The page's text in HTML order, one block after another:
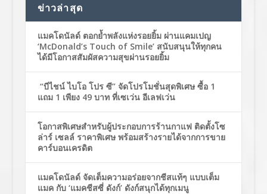
ข่าวล่าสุด
แมคโดนัลด์ ตอกย้ำพลังแห่งรอยยิ้ม ผ่านแคมเปญ
‘McDonald’s Touch of Smile’ สนับสนุนให้ทุกคน
ได้มีโอกาสสัมผัสความสุขผ่านรอยยิ้ม
“บีไชน์ ไบโอ โปร ซี” จัดโปรโมชั่นสุดพิเศษ ซื้อ 1
แถม 1 เพียง 49 บาท ที่เซเว่น อีเลฟเว่น
โอกาสพิเศษสำหรับผู้ประกอบการร้านกาแฟ ติดตั้งโซ
ล่าร์ เซลล์ ราคาพิเศษ พร้อมสร้างรายได้จากการขาย
คาร์บอนเครดิต
แมคโดนัลด์ จัดเต็มความอร่อยจากชีสแท้ๆ แบบเต็ม
แมค กับ ‘แมคชีสซี่ ดังก์’ ดังก์สนุกได้ทุกเมนู